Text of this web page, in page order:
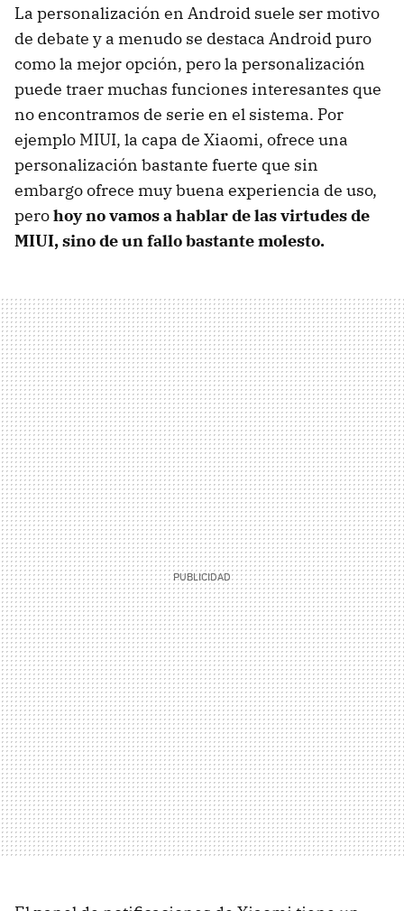
La personalización en Android suele ser motivo
de debate y a menudo se destaca Android puro
como la mejor opción, pero la personalización
puede traer muchas funciones interesantes que
no encontramos de serie en el sistema. Por
ejemplo MIUI, la capa de Xiaomi, ofrece una
personalización bastante fuerte que sin
embargo ofrece muy buena experiencia de uso,
perohoy no vamos a hablar de las virtudes de
MIUI, sino de un fallo bastante molesto.